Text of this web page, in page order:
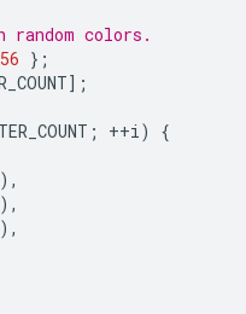
colors.
};
];
; ++i)
{